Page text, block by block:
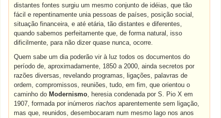
distantes fontes surgiu um mesmo conjunto de idéias, que tão
fácil e repentinamente unia pessoas de países, posição social,
situação financeira, e até etária, tão distantes e diferentes,
quando sabemos perfeitamente que, de forma natural, isso
dificilmente, para não dizer quase nunca, ocorre.
Quem sabe um dia poderão vir à luz todos os documentos do
período de, aproximadamente, 1850 a 2000, ainda secretos por
razões diversas, revelando programas, ligações, palavras de
ordem, compromissos, reuniões, tudo, em fim, que orientou o
caminho do Modernismo, heresia condenada por S. Pio X em
1907, formada por inúmerosriachosaparentemente sem ligação,
mas que, reunidos, desembocaram num mesmo lago nos anos